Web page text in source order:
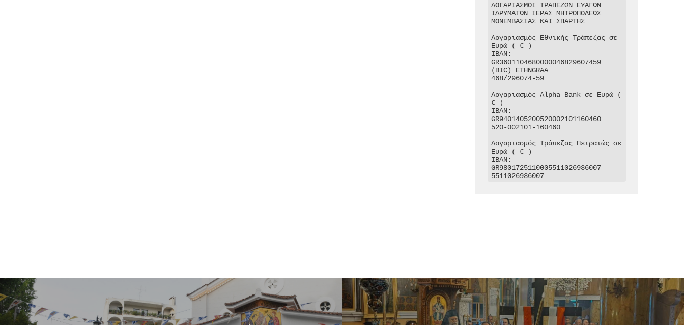
ΛΟΓΑΡΙΑΣΜΟΙ ΤΡΑΠΕΖΩΝ ΕΥΑΓΩΝ
ΙΔΡΥΜΑΤΩΝ ΙΕΡΑΣ ΜΗΤΡΟΠΟΛΕΩΣ
ΜΟΝΕΜΒΑΣΙΑΣ ΚΑΙ ΣΠΑΡΤΗΣ
Λογαριασμός Εθνικής Τράπεζας σε
Ευρώ ( € )
IBAN:
GR3601104680000046829607459
(BIC) ETHNGRAA
468/296074-59
Λογαριασμός Alpha Bank σε Ευρώ (
€ )
IBAN:
GR9401405200520002101160460
520-002101-160460
Λογαριασμός Τράπεζας Πειραιώς σε
Ευρώ ( € )
IBAN:
GR9801725110005511026936007
5511026936007